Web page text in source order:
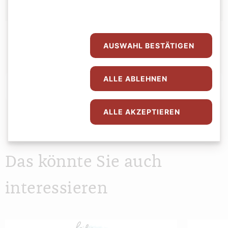
0:00
Das könnte Sie auch
interessieren
AUSWAHL BESTÄTIGEN
ALLE ABLEHNEN
ALLE AKZEPTIEREN